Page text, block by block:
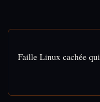
Faille Linux cachée